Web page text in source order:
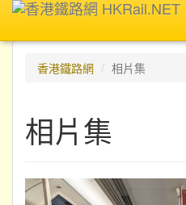
香港鐵路網
相片集
相片集